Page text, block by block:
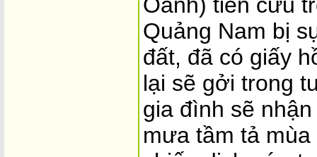
Quảng Nam bị
đất, đã có giấy
lại sẽ gởi trong
gia đình sẽ
mưa tầm tả